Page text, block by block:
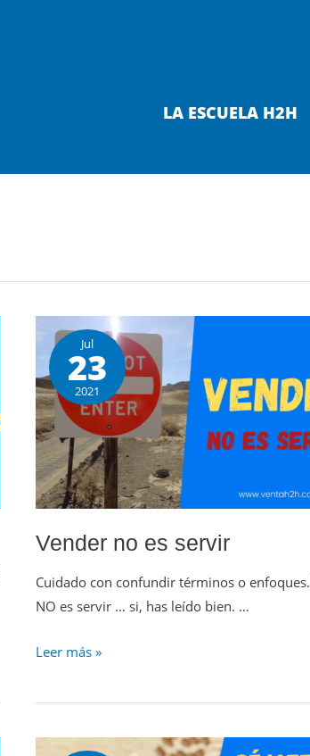
LA ESCUELA H2H
Jul
23
2021
Vender no es servir
Cuidado con confundir términos o
NO es servir … si, has leído bien. …
Leer más »